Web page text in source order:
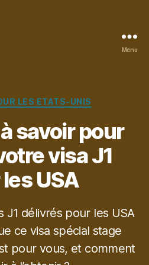
Menu
Catégories
LES ETATS-UNIS
savoir pour
visa J1
USA
J1 délivrés pour les USA
ce visa spécial stage
pour vous, et comment